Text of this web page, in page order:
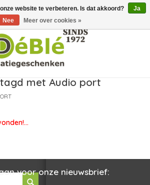
met Audio port
voor onze nieuwsbrief:
website te verbeteren. Is dat akkoord?
Ja
Nee
Meer over cookies »